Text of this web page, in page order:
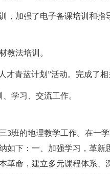
加强了电子备课培训和指
法培训。
青蓝计划”活动。完成了相
学习、交流工作。
的地理教学工作。在一学
如下：一、加强学习，革
革命，建立多元课程体系、